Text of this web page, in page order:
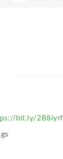
bit.ly/2B8iyrf